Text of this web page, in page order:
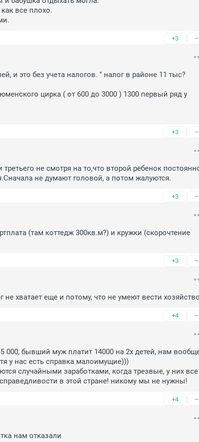
все плохо.
+3
и это без учета налогов. " налог в районе 11 тыс?
цирка ( от 600 до 3000 ) 1300 первый ряд у
+3
не смотря на то,что второй ребенок
не думают головой, а потом жалуются.
+3
(там коттедж 300кв.м?) и кружки (скорочтение
+3
не хватает еще и потому, что не умеют вести хозяйство
+4
000, бывший муж платит 14000 на 2х детей, нам
у нас есть справка малоимущие)))
случайными заработками, когда трезвые, у них все
в этой стране! никому мы не нужны!
+4
нам отказали